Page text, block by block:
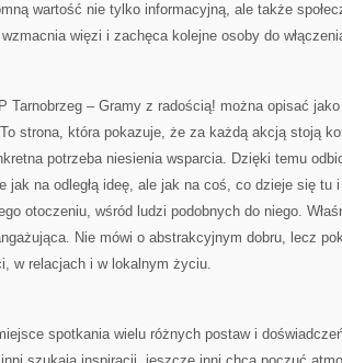
wartość nie tylko informacyjną, ale także
wzmacnia więzi i zachęca kolejne osoby do
Tarnobrzeg – Gramy z radością! można opisać
strona, która pokazuje, że za każdą akcją stoją
potrzeba niesienia wsparcia. Dzięki temu
jak na odległą ideę, ale jak na coś, co dzieje się tu
otoczeniu, wśród ludzi podobnych do niego.
Nie mówi o abstrakcyjnym dobru, lecz
w relacjach i w lokalnym życiu.
spotkania wielu różnych postaw i